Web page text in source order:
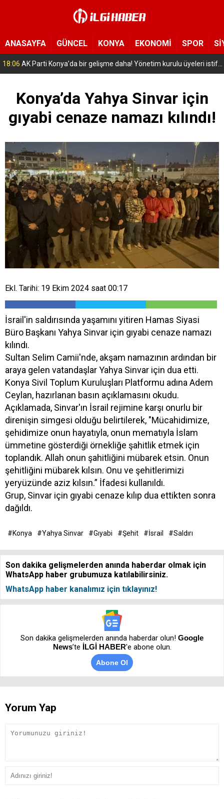
ANASAYFA GÜNCEL KONYA EKONOMİ SPOR
18:06 AK Parti Konya’da bir gelişme daha! Yönetim kurulu üyeleri istifa etti
Konya’da Yahya Sinvar için
gıyabi cenaze namazı kılındı!
Ekl. Tarihi: 19 Ekim 2024 saat 00:17
İsrail'in saldırısında yaşamını yitiren Hamas Siyasi
Büro Başkanı Yahya Sinvar için gıyabi cenaze namazı
kılındı.
Sultan Selim Camii'nde, akşam namazının ardından bir
araya gelen vatandaşlar Yahya Sinvar için dua etti.
Konya Sivil Toplum Kuruluşları Platformu adına Adem
Ceylan, hazırlanan basın açıklamasını okudu.
Açıklamada, Sinvar'ın İsrail rejimine karşı onurlu bir
direnişin simgesi olduğu belirtilerek, "Mücahidimize,
şehidimize onun hayatıyla, onun mematıyla İslam
ümmetine gösterdiği örnekliğe şahitlik etmek için
toplandık. Allah onun şahitliğini mübarek etsin. Onun
şehitliğini mübarek kılsın. Onu ve şehitlerimizi
yeryüzünde aziz kılsın.” İfadesi kullanıldı.
Grup, Sinvar için gıyabi cenaze kılıp dua ettikten sonra
dağıldı.
#Konya #Yahya Sinvar #Gıyabi #Şehit #İsrail #Saldırı
Son dakika gelişmelerden anında haberdar olmak için
WhatsApp haber grubumuza katılabilirsiniz.
WhatsApp haber kanalımız için tıklayınız!
Son dakika gelişmelerden anında haberdar olun! Google
News’te İLGİ HABER'e abone olun.
Abone Ol
Yorum Yap